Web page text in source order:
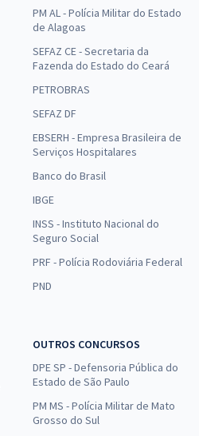
PM AL - Polícia Militar do Estado
de Alagoas
SEFAZ CE - Secretaria da
Fazenda do Estado do Ceará
PETROBRAS
SEFAZ DF
EBSERH - Empresa Brasileira de
Serviços Hospitalares
Banco do Brasil
IBGE
INSS - Instituto Nacional do
Seguro Social
PRF - Polícia Rodoviária Federal
PND
OUTROS CONCURSOS
DPE SP - Defensoria Pública do
Estado de São Paulo
PM MS - Polícia Militar de Mato
Grosso do Sul